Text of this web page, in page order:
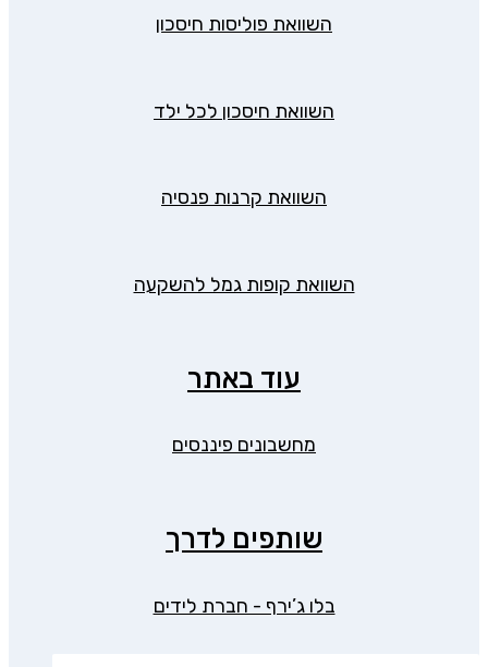
השוואת פוליסות חיסכון
השוואת חיסכון לכל ילד
השוואת קרנות פנסיה
השוואת קופות גמל להשקעה
עוד באתר
מחשבונים פיננסים
שותפים לדרך
בלו ג’ירף - חברת לידים